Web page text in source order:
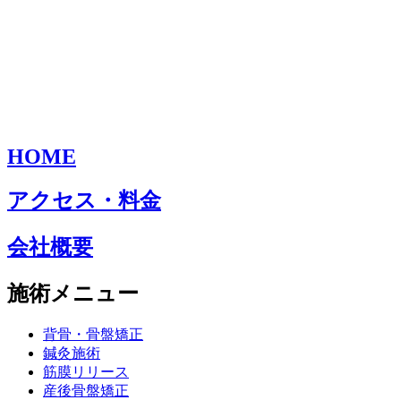
HOME
アクセス・料金
会社概要
施術メニュー
背骨・骨盤矯正
鍼灸施術
筋膜リリース
産後骨盤矯正